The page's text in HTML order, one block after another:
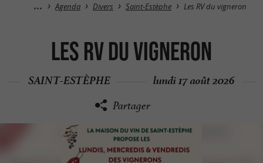
Agenda Divers Saint-Estèphe Les RV du vigneron
Les RV du vigneron
SAINT-ESTÈPHE lundi 17 août 2026
Partager